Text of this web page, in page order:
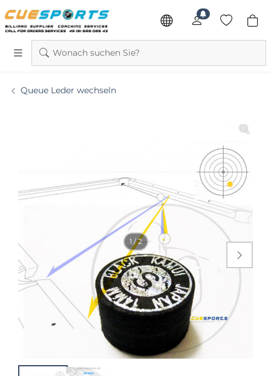
Wonach suchen Sie?
Queue Leder wechseln
